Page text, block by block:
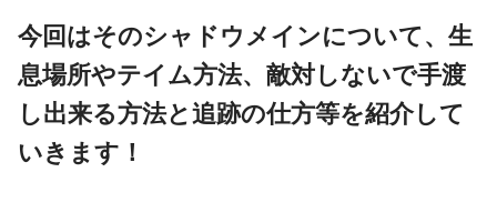
今回はそのシャドウメインについて、生
息場所やテイム方法、敵対しないで手渡
し出来る方法と追跡の仕方等を紹介して
いきます！